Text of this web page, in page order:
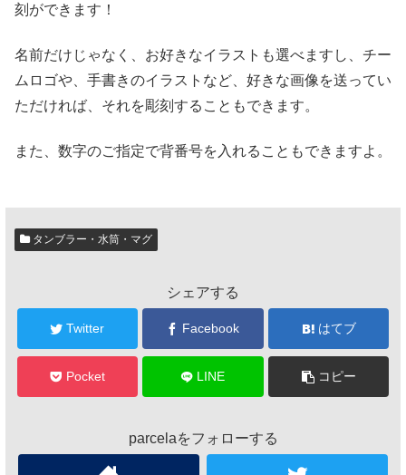
刻ができます！
名前だけじゃなく、お好きなイラストも選べますし、チー
ムロゴや、手書きのイラストなど、好きな画像を送ってい
ただければ、それを彫刻することもできます。
また、数字のご指定で背番号を入れることもできますよ。
タンブラー・水筒・マグ
シェアする
Twitter Facebook はてブ
Pocket LINE コピー
parcelaをフォローする